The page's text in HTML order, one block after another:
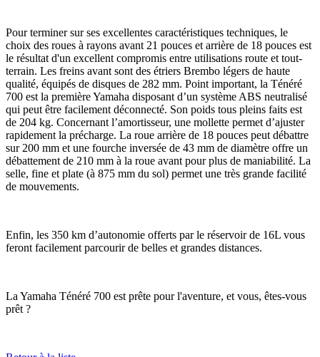
Pour terminer sur ses excellentes caractéristiques techniques, le
choix des roues à rayons avant 21 pouces et arrière de 18 pouces est
le résultat d'un excellent compromis entre utilisations route et tout-
terrain. Les freins avant sont des étriers Brembo légers de haute
qualité, équipés de disques de 282 mm. Point important, la Ténéré
700 est la première Yamaha disposant d’un système ABS neutralisé
qui peut être facilement déconnecté. Son poids tous pleins faits est
de 204 kg. Concernant l’amortisseur, une mollette permet d’ajuster
rapidement la précharge. La roue arrière de 18 pouces peut débattre
sur 200 mm et une fourche inversée de 43 mm de diamètre offre un
débattement de 210 mm à la roue avant pour plus de maniabilité. La
selle, fine et plate (à 875 mm du sol) permet une très grande facilité
de mouvements.
Enfin, les 350 km d’autonomie offerts par le réservoir de 16L vous
feront facilement parcourir de belles et grandes distances.
La Yamaha Ténéré 700 est prête pour l'aventure, et vous, êtes-vous
prêt ?